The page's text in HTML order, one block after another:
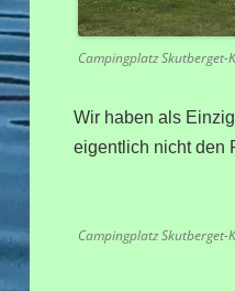
Campingplatz Skutberget-
Wir haben als
eigentlich nicht den
Campingplatz Skutberget-